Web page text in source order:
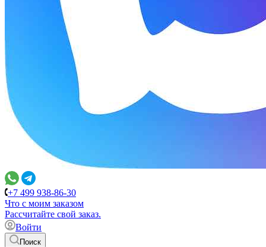
+7 499 938-86-30
Что с моим заказом
Расcчитайте свой заказ.
Войти
Поиск